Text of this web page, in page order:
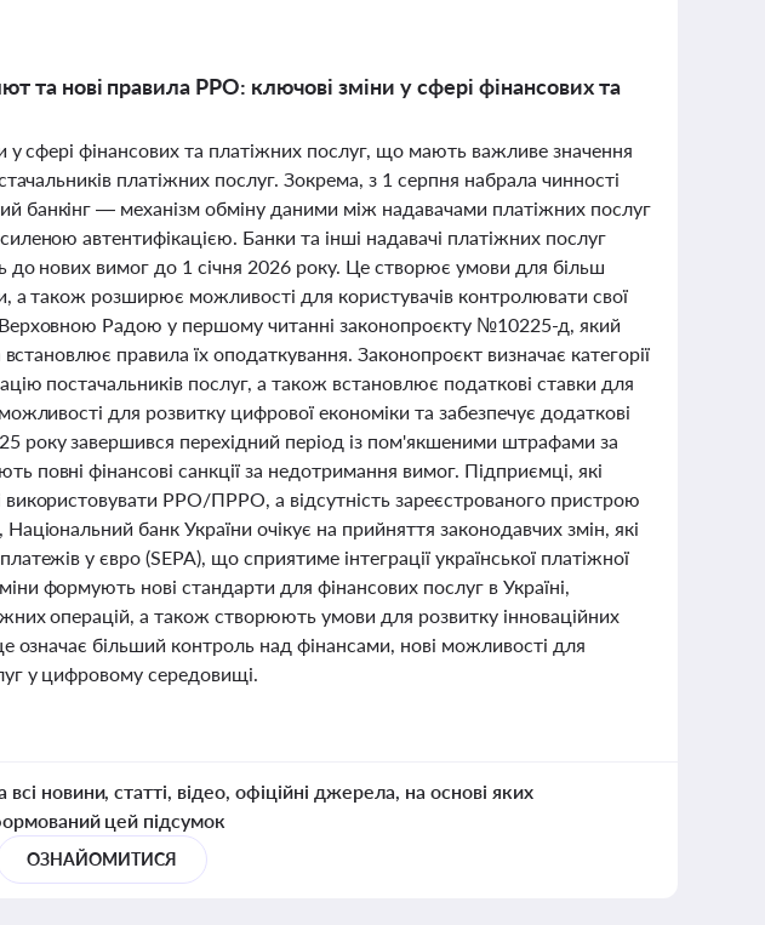
та нові правила РРО: ключові зміни у сфері фінансових та
у сфері фінансових та платіжних послуг, що мають важливе значення
платіжних послуг. Зокрема, з 1 серпня набрала чинності
банкінг — механізм обміну даними між надавачами платіжних послуг
автентифікацією. Банки та інші надавачі платіжних послуг
до нових вимог до 1 січня 2026 року. Це створює умови для більш
а також розширює можливості для користувачів контролювати свої
Радою у першому читанні законопроєкту №10225-д, який
встановлює правила їх оподаткування. Законопроєкт визначає категорії
постачальників послуг, а також встановлює податкові ставки для
для розвитку цифрової економіки та забезпечує додаткові
року завершився перехідний період із пом'якшеними штрафами за
повні фінансові санкції за недотримання вимог. Підприємці, які
використовувати РРО/ПРРО, а відсутність зареєстрованого пристрою
банк України очікує на прийняття законодавчих змін, які
у євро (SEPA), що сприятиме інтеграції української платіжної
формують нові стандарти для фінансових послуг в Україні,
операцій, а також створюють умови для розвитку інноваційних
означає більший контроль над фінансами, нові можливості для
у цифровому середовищі.
новини, статті, відео, офіційні джерела, на основі яких
цей підсумок
ОЗНАЙОМИТИСЯ